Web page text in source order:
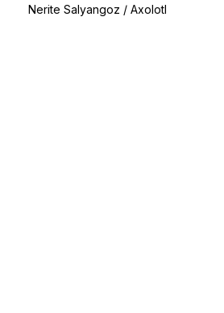
Nerite Salyangoz /Axolotl